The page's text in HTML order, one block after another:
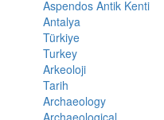
Aspendos Antik Kenti
Antalya
Türkiye
Turkey
Arkeoloji
Tarih
Archaeology